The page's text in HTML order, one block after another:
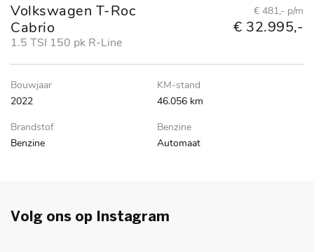
Volkswagen T-Roc
Cabrio
1.5 TSI 150 pk R-Line
€ 481,- p/m
€ 32.995,-
Bouwjaar
2022
KM-stand
46.056 km
Brandstof
Benzine
Benzine
Automaat
Volg ons op Instagram